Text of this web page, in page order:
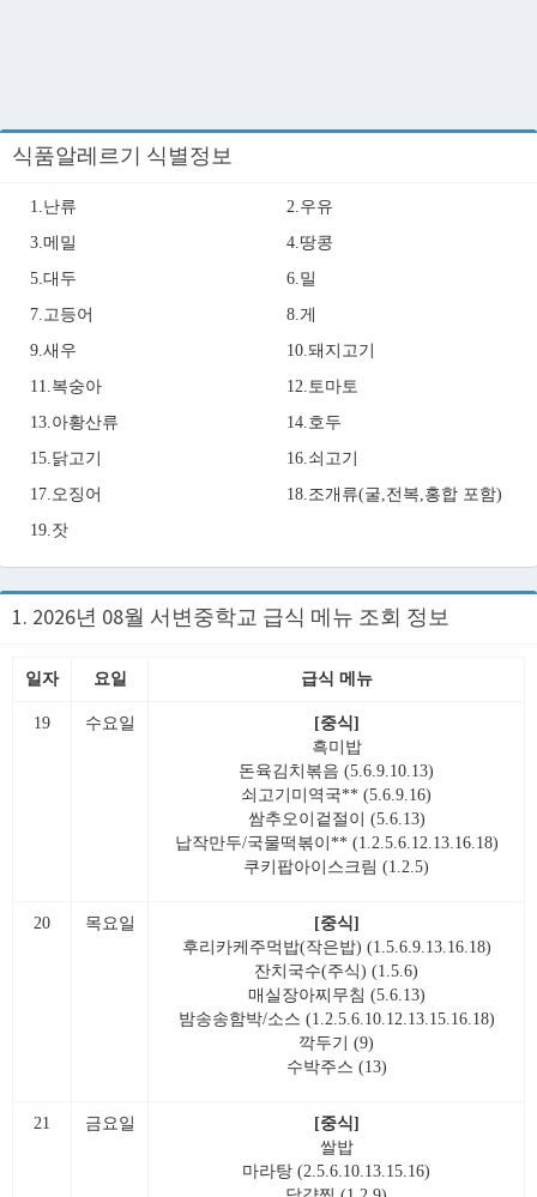
식품알레르기 식별정보
1.난류
2.우유
3.메밀
4.땅콩
5.대두
6.밀
7.고등어
8.게
9.새우
10.돼지고기
11.복숭아
12.토마토
13.아황산류
14.호두
15.닭고기
16.쇠고기
17.오징어
18.조개류(굴,전복,홍합 포함)
19.잣
1. 2026년 08월 서변중학교 급식 메뉴 조회 정보
일자 요일 급식 메뉴
19 수요일
[중식]
흑미밥
돈육김치볶음 (5.6.9.10.13)
쇠고기미역국** (5.6.9.16)
쌈추오이겉절이 (5.6.13)
납작만두/국물떡볶이** (1.2.5.6.12.13.16.18)
쿠키팝아이스크림 (1.2.5)
20 목요일
[중식]
후리카케주먹밥(작은밥) (1.5.6.9.13.16.18)
잔치국수(주식) (1.5.6)
매실장아찌무침 (5.6.13)
밤송송함박/소스 (1.2.5.6.10.12.13.15.16.18)
깍두기 (9)
수박주스 (13)
21 금요일
[중식]
쌀밥
마라탕 (2.5.6.10.13.15.16)